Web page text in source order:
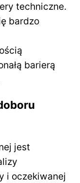
techniczne.
bardzo
barierą
jest
i oczekiwanej